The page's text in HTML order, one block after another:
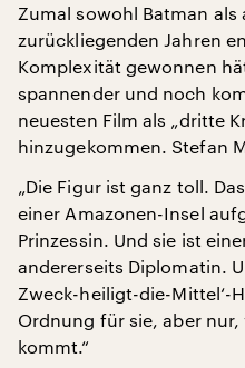
Zumal sowohl Batman
zurückliegenden Jahren
Komplexität gewonnen
spannender und noch
neuesten Film als „dritte
hinzugekommen. Stefan
„Die Figur ist ganz toll.
einer Amazonen-Insel
Prinzessin. Und sie ist
andererseits Diplomatin.
Zweck-heiligt-die-Mittel‘-
Ordnung für sie, aber
kommt.“